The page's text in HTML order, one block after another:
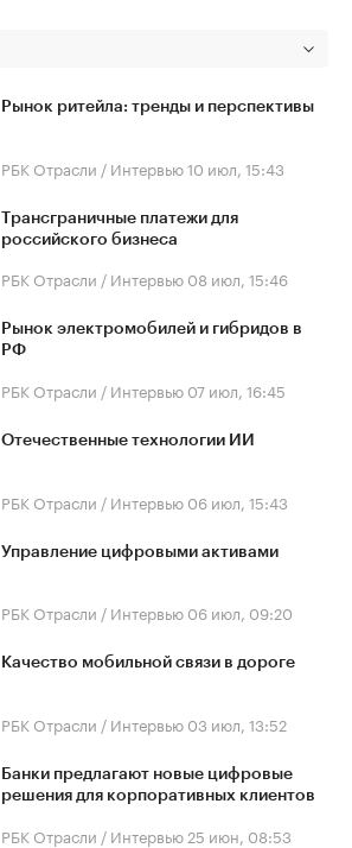
Рынок ритейла: тренды и перспективы
РБК Отрасли / Интервью10 июл, 15:43
Трансграничные платежи для
российского бизнеса
РБК Отрасли / Интервью 08 июл, 15:46
Рынок электромобилей и гибридов в
РФ
РБК Отрасли / Интервью 07 июл, 16:45
Отечественные технологии ИИ
РБК Отрасли / Интервью 06 июл, 15:43
Управление цифровыми активами
РБК Отрасли / Интервью 06 июл, 09:20
Качество мобильной связи в дороге
РБК Отрасли / Интервью 03 июл, 13:52
Банки предлагают новые цифровые
решения для корпоративных клиентов
РБК Отрасли / Интервью 25 июн, 08:53